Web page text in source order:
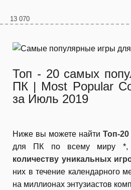
13 070
Топ - 20 самых
ПК | Most Popular
за Июль 2019
Ниже вы можете найтиТоп-20
для ПК по всему миру *,
количеству уникальных
них в течение календарного
на миллионах энтузиастов